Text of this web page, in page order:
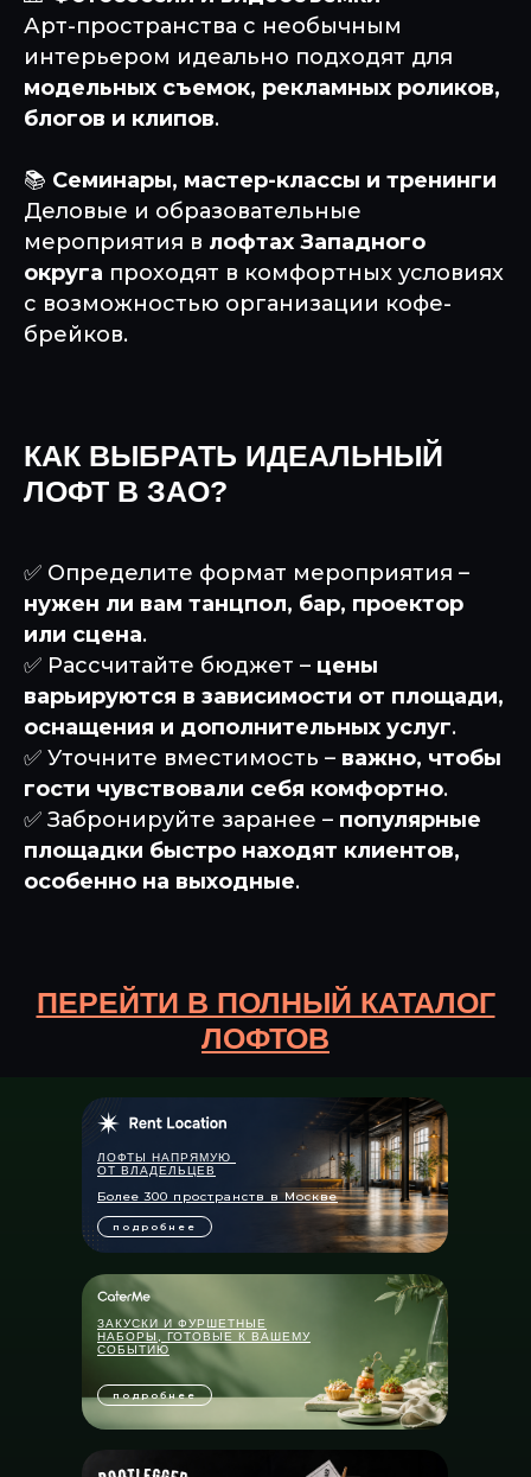
Арт-пространства с необычным
интерьером идеально подходят для
модельных съемок, рекламных роликов,
блогов и клипов.
📚 Семинары, мастер-классы и тренинги
Деловые и образовательные
мероприятия в лофтах Западного
округа проходят в комфортных условиях
с возможностью организации кофе-
брейков.
КАК ВЫБРАТЬ ИДЕАЛЬНЫЙ
ЛОФТ В ЗАО?
✅ Определите формат мероприятия –
нужен ли вам танцпол, бар, проектор
или сцена.
✅ Рассчитайте бюджет – цены
варьируются в зависимости от площади,
оснащения и дополнительных услуг.
✅ Уточните вместимость – важно, чтобы
гости чувствовали себя комфортно.
✅ Забронируйте заранее – популярные
площадки быстро находят клиентов,
особенно на выходные.
ПЕРЕЙТИ В ПОЛНЫЙ КАТАЛОГ
ЛОФТОВ
ЛОФТЫ НАПРЯМУЮ
ОТ ВЛАДЕЛЬЦЕВ
Более 300 пространств в Москве
подробнее
ЗАКУСКИ И ФУРШЕТНЫЕ
НАБОРЫ, ГОТОВЫЕ К ВАШЕМУ
СОБЫТИЮ
подробнее